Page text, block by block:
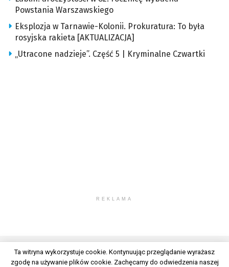
Powstania Warszawskiego
Eksplozja w Tarnawie-Kolonii. Prokuratura: To była
rosyjska rakieta [AKTUALIZACJA]
„Utracone nadzieje”. Część 5 | Kryminalne Czwartki
REKLAMA
Ta witryna wykorzystuje cookie. Kontynuując przeglądanie wyrażasz
zgodę na używanie plików cookie. Zachęcamy do odwiedzenia naszej